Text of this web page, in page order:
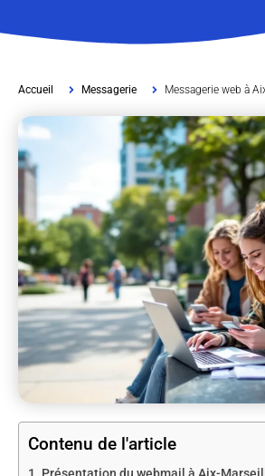
Accueil Messagerie Messagerie web à
Contenu de l'article